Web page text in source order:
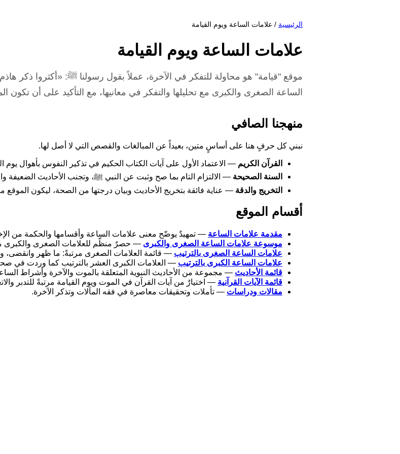
الرئيسية / علامات الساعة ويوم القيامة
علامات الساعة ويوم القيامة
موقع "قيامة" هو محاولة للتفكر في الآخرة، عملاً بقول رسولنا ﷺ: «أكثروا ذكر
الساعة الصغرى والكبرى مع تحليلها والتفكر في معانيها، مع التأكيد على أن تكون
منهجنا الصافي
نبني كل حرفٍ هنا على أساسٍ متين، بعيداً عن المبالغات والقصص التي لا أصل لها.
القرآن الكريم — الاعتماد الأول على آيات الكتاب الحكيم في تذكير النفوس بأهوال يوم
السنة الصحيحة — الالتزام التام بما صح وثبت عن النبي ﷺ، وتجنب الأحاديث الضعيفة
التخريج والدقة — عناية فائقة بتخريج الأحاديث وبيان درجتها من الصحة، ليكون الموقع
أقسام الموقع
مقدمة علامات الساعة — تمهيدٌ يوضّح معنى علامات الساعة وأقسامها والحكمة من
موسوعة علامات الساعة الصغرى والكبرى — حصرٌ منظّم للعلامات الصغرى والكبرى
علامات الساعة الصغرى بالترتيب — قائمة العلامات الصغرى مرتبةً: ما ظهر وانقضى،
علامات الساعة الكبرى بالترتيب — العلامات الكبرى العشر بالترتيب كما وردت في
قائمة الأحاديث — مجموعة من الأحاديث النبوية المتعلقة بالموت والآخرة وأشراط
قائمة الآيات القرآنية — اختيارٌ من آيات القرآن في الموت ويوم القيامة مرتبةً للتدبر
مقالات ودراسات — تأملات وتحقيقات معاصرة في فقه المآلات وتذكر الآخرة.